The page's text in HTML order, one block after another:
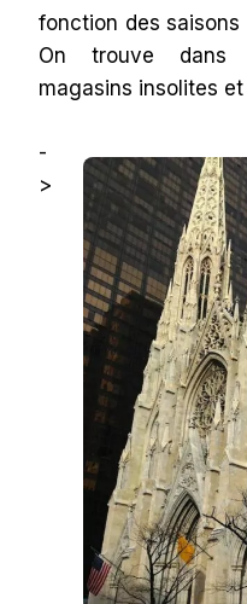
fonction des
On trouve dans
magasins insolites
-
>